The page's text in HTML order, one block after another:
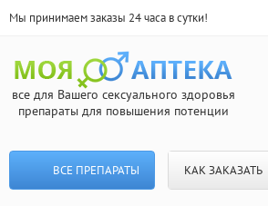
Мы принимаем заказы 24 часа в сутки!
все для Вашего сексуального здоровья
препараты для повышения потенции
ВСЕ ПРЕПАРАТЫ КАК ЗАКАЗАТЬ